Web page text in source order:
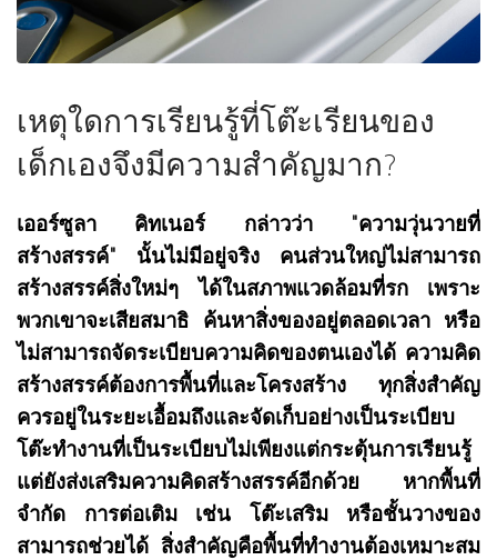
เหตุใดการเรียนรู้ที่โต๊ะเรียนของ
เด็กเองจึงมีความสำคัญมาก?
เออร์ซูลา คิทเนอร์ กล่าวว่า "ความวุ่นวายที่
สร้างสรรค์" นั้นไม่มีอยู่จริง คนส่วนใหญ่ไม่สามารถ
สร้างสรรค์สิ่งใหม่ๆ ได้ในสภาพแวดล้อมที่รก เพราะ
พวกเขาจะเสียสมาธิ ค้นหาสิ่งของอยู่ตลอดเวลา หรือ
ไม่สามารถจัดระเบียบความคิดของตนเองได้ ความคิด
สร้างสรรค์ต้องการพื้นที่และโครงสร้าง ทุกสิ่งสำคัญ
ควรอยู่ในระยะเอื้อมถึงและจัดเก็บอย่างเป็นระเบียบ
โต๊ะทำงานที่เป็นระเบียบไม่เพียงแต่กระตุ้นการเรียนรู้
แต่ยังส่งเสริมความคิดสร้างสรรค์อีกด้วย หากพื้นที่
จำกัด การต่อเติม เช่น โต๊ะเสริม หรือชั้นวางของ
สามารถช่วยได้ สิ่งสำคัญคือพื้นที่ทำงานต้องเหมาะสม